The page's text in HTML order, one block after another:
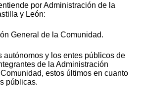
por Administración de la
y León:
General de la Comunidad.
autónomos y los entes públicos de
de la Administración
estos últimos en cuanto
públicas.